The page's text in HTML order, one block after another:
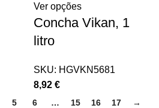
Ver opções
Concha Vikan, 1
litro
SKU: HGVKN5681
8,92 €
5 6 … 15 16 17 →